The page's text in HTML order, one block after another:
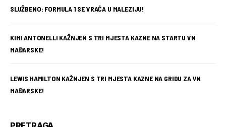
SLUŽBENO: FORMULA 1 SE VRAĆA U MALEZIJU!
KIMI ANTONELLI KAŽNJEN S TRI MJESTA KAZNE NA STARTU VN
MAĐARSKE!
LEWIS HAMILTON KAŽNJEN S TRI MJESTA KAZNE NA GRIDU ZA VN
MAĐARSKE!